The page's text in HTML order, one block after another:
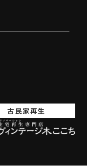
古民家再生